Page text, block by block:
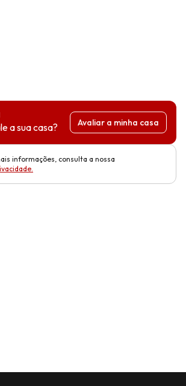
a sua casa? Avaliar a minha casa
informações, consulta a nossa
.